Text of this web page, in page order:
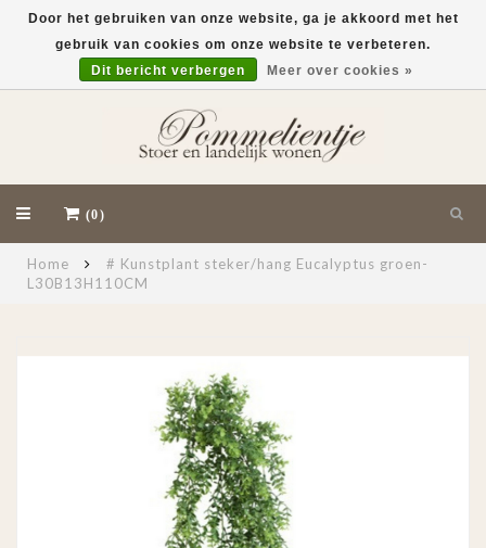
(0)
Home
# Kunstplant steker/hang Eucalyptus groen-
L30B13H110CM
Door het gebruiken van onze website, ga je akkoord met het
gebruik van cookies om onze website te verbeteren.
Dit bericht verbergen
Meer over cookies »